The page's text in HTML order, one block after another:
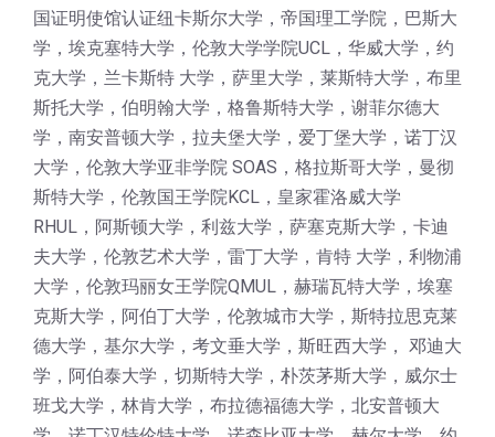
国证明使馆认证纽卡斯尔大学，帝国理工学院，巴斯大
学，埃克塞特大学，伦敦大学学院UCL，华威大学，约
克大学，兰卡斯特 大学，萨里大学，莱斯特大学，布里
斯托大学，伯明翰大学，格鲁斯特大学，谢菲尔德大
学，南安普顿大学，拉夫堡大学，爱丁堡大学，诺丁汉
大学，伦敦大学亚非学院 SOAS，格拉斯哥大学，曼彻
斯特大学，伦敦国王学院KCL，皇家霍洛威大学
RHUL，阿斯顿大学，利兹大学，萨塞克斯大学，卡迪
夫大学，伦敦艺术大学，雷丁大学，肯特 大学，利物浦
大学，伦敦玛丽女王学院QMUL，赫瑞瓦特大学，埃塞
克斯大学，阿伯丁大学，伦敦城市大学，斯特拉思克莱
德大学，基尔大学，考文垂大学，斯旺西大学， 邓迪大
学，阿伯泰大学，切斯特大学，朴茨茅斯大学，威尔士
班戈大学，林肯大学，布拉德福德大学，北安普顿大